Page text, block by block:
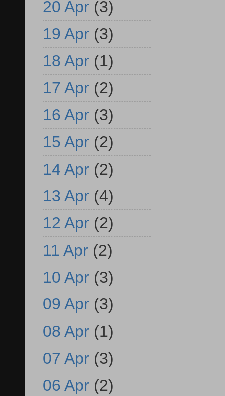
20 Apr (3)
19 Apr (3)
18 Apr (1)
17 Apr (2)
16 Apr (3)
15 Apr (2)
14 Apr (2)
13 Apr (4)
12 Apr (2)
11 Apr (2)
10 Apr (3)
09 Apr (3)
08 Apr (1)
07 Apr (3)
06 Apr (2)